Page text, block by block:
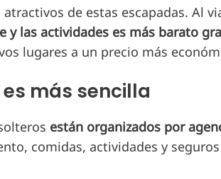
de estas escapadas. Al
las actividades es más barato
lugares a un precio más
más sencilla
están organizados por
comidas, actividades y